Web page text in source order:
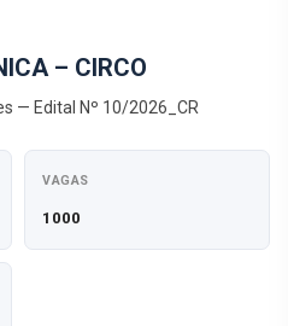
– CIRCO
— Edital Nº 10/2026_CR
VAGAS
1000